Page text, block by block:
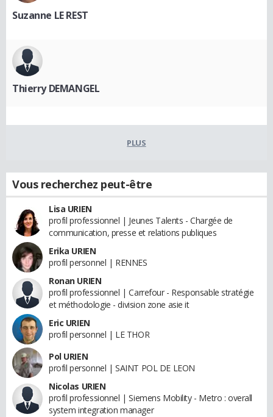
Suzanne LE REST
Thierry DEMANGEL
PLUS
Vous recherchez peut-être
Lisa URIEN
profil professionnel | Jeunes Talents - Chargée de
communication, presse et relations publiques
Erika URIEN
profil personnel | RENNES
Ronan URIEN
profil professionnel | Carrefour - Responsable stratégie
et méthodologie - division zone asie it
Eric URIEN
profil personnel | LE THOR
Pol URIEN
profil personnel | SAINT POL DE LEON
Nicolas URIEN
profil professionnel | Siemens Mobility - Metro : overall
system integration manager